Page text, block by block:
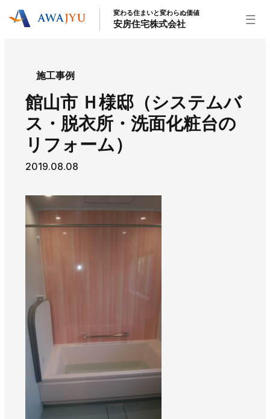
リフォーム事業 外装事業
新築住宅事業
不動産事業
インテリア事業
給湯器事業
大型物件事業
エネルギー事業
安房住宅について
社長挨拶 企業情報 沿革
スタッフ紹介
お知らせ
お知らせ
大型工事施工事例
採用情報
新卒・第二新卒採用
協力会社募集
お問い合わせ
変わる住まいと変わらぬ価値
安房住宅株式会社
施工事例
館山市 Ｈ様邸（システムバ
ス・脱衣所・洗面化粧台の
リフォーム）
2019.08.08